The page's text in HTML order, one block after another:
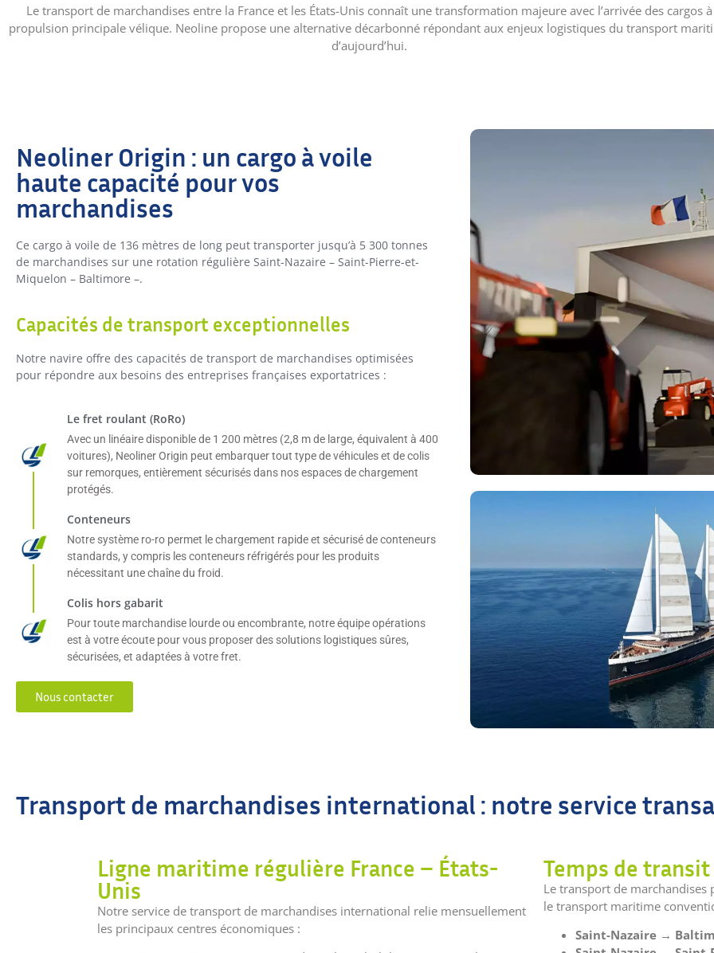
Le transport de marchandises entre la France et les États-Unis connaît une transformation majeure avec l’arrivée des cargos à
propulsion principale vélique. Neoline propose une alternative décarbonné répondant aux enjeux logistiques du transport
d’aujourd’hui.
Neoliner Origin : un cargo à voile
haute capacité pour vos
marchandises
Ce cargo à voile de 136 mètres de long peut transporter jusqu’à 5 300 tonnes
de marchandises sur une rotation régulière Saint-Nazaire – Saint-Pierre-et-
Miquelon – Baltimore –.
Capacités de transport exceptionnelles
Notre navire offre des capacités de transport de marchandises optimisées
pour répondre aux besoins des entreprises françaises exportatrices :
Le fret roulant (RoRo)
Avec un linéaire disponible de 1 200 mètres (2,8 m de large, équivalent à 400
voitures), Neoliner Origin peut embarquer tout type de véhicules et de colis
sur remorques, entièrement sécurisés dans nos espaces de chargement
protégés.
Conteneurs
Notre système ro-ro permet le chargement rapide et sécurisé de conteneurs
standards, y compris les conteneurs réfrigérés pour les produits
nécessitant une chaîne du froid.
Colis hors gabarit
Pour toute marchandise lourde ou encombrante, notre équipe opérations
est à votre écoute pour vous proposer des solutions logistiques sûres,
sécurisées, et adaptées à votre fret.
Nous contacter
Transport de marchandises international : notre service
Ligne maritime régulière France – États-
Unis
Notre service de transport de marchandises international relie mensuellement
les principaux centres économiques :
Temps de
Le transport de marchandises
le transport maritime
Saint-Nazaire →